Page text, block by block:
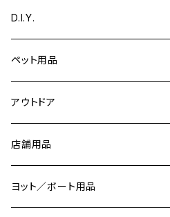
小物入れ
スマホスタンド
ネームプレート／表札
バス／洗面用品
ソープディッシュ
キーホルダー
鍋敷き
鍋ふた
カトラリー
コースター
トレー・お盆
脚台
【ギターパーツ制作】
カホン
ディフューザー
収納
ダンベルラック
木材
アクリル
コーリアン
D.I.Y.
時計パーツ
切り文字
道具
治具
ペット用品
ネコの爪研ぎ
アウトドア
店舗用品
サインプレート
ヨット／ボート用品